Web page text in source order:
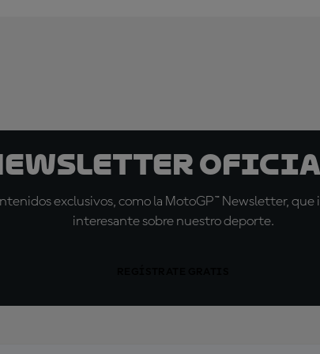
oficial
exclusivos, como la MotoGP™ Newsletter,
interesante sobre nuestro deporte.